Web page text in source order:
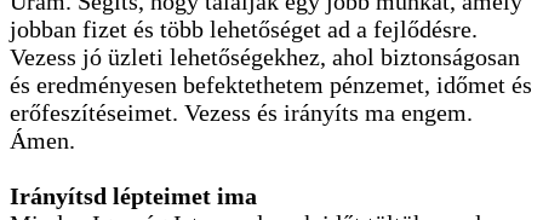
jobban fizet és több lehetőséget ad a fejlődésre.
Vezess jó üzleti lehetőségekhez, ahol biztonságosan
és eredményesen befektethetem pénzemet, időmet és
erőfeszítéseimet. Vezess és irányíts ma engem.
Ámen.
Irányítsd lépteimet ima